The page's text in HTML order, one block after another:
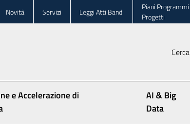
Novità Servizi Leggi Atti Bandi
Piani Programmi
Progetti
Cerca
e Accelerazione di
AI & Big
Data